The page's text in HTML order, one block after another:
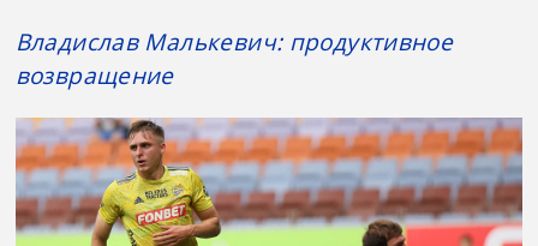
Владислав Малькевич: продуктивное
возвращение